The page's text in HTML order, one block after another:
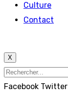
Culture
Contact
X
Facebook Twitter